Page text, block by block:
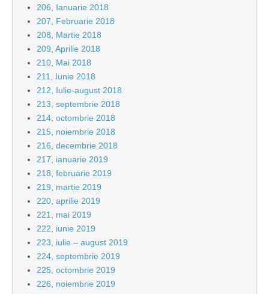
206, Ianuarie 2018
207, Februarie 2018
208, Martie 2018
209, Aprilie 2018
210, Mai 2018
211, Iunie 2018
212, Iulie-august 2018
213, septembrie 2018
214, octombrie 2018
215, noiembrie 2018
216, decembrie 2018
217, ianuarie 2019
218, februarie 2019
219, martie 2019
220, aprilie 2019
221, mai 2019
222, iunie 2019
223, iulie – august 2019
224, septembrie 2019
225, octombrie 2019
226, noiembrie 2019